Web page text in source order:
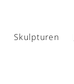
Skulpturen